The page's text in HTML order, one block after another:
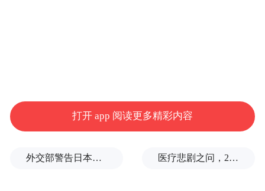
打开 app 阅读更多精彩内容
外交部警告日本：不要再次走向历史的被告席 医疗悲剧之问，2岁半患儿身亡，医生获刑1年